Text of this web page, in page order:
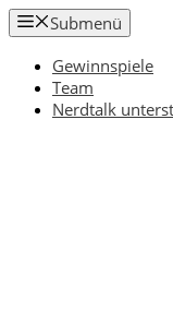
Zum
Inhalt
springen
Submenü
Gewinnspiele
Team
Nerdtalk